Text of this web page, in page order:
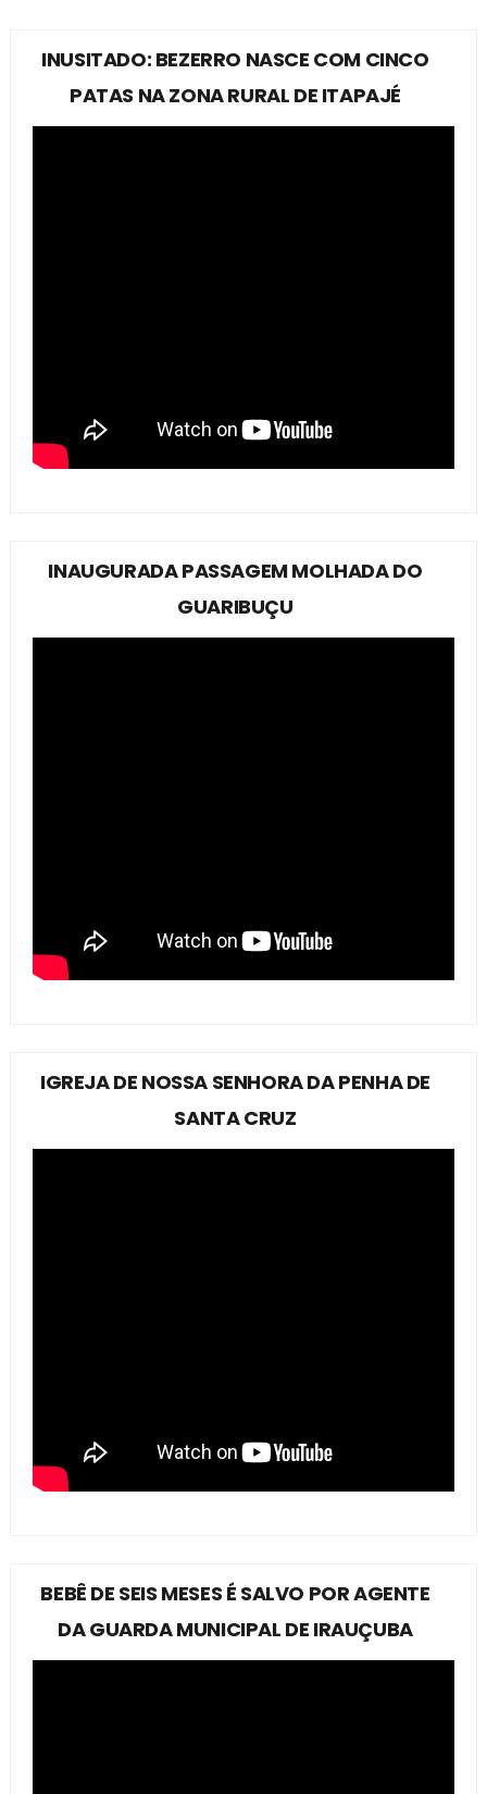
INUSITADO: BEZERRO NASCE COM CINCO
PATAS NA ZONA RURAL DE ITAPAJÉ
INAUGURADA PASSAGEM MOLHADA DO
GUARIBUÇU
IGREJA DE NOSSA SENHORA DA PENHA DE
SANTA CRUZ
BEBÊ DE SEIS MESES É SALVO POR AGENTE
DA GUARDA MUNICIPAL DE IRAUÇUBA